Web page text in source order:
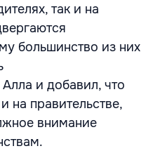
так и на
большинство из них
и добавил, что
на правительстве,
внимание